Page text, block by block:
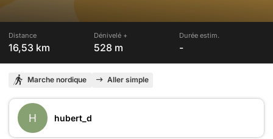
Distance
16,53 km
Dénivelé +
528 m
Durée estim.
-
Marche nordique Aller simple
H hubert_d